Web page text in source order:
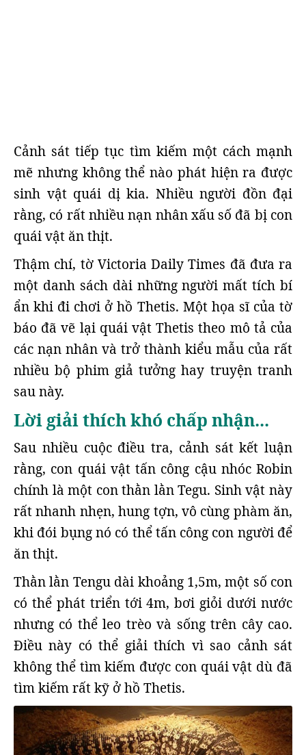
Cảnh sát tiếp tục tìm kiếm một cách mạnh
mẽ nhưng không thể nào phát hiện ra được
sinh vật quái dị kia. Nhiều người đồn đại
rằng, có rất nhiều nạn nhân xấu số đã bị con
quái vật ăn thịt.
Thậm chí, tờ Victoria Daily Times đã đưa ra
một danh sách dài những người mất tích bí
ẩn khi đi chơi ở hồ Thetis. Một họa sĩ của tờ
báo đã vẽ lại quái vật Thetis theo mô tả của
các nạn nhân và trở thành kiểu mẫu của rất
nhiều bộ phim giả tưởng hay truyện tranh
sau này.
Lời giải thích khó chấp nhận...
Sau nhiều cuộc điều tra, cảnh sát kết luận
rằng, con quái vật tấn công cậu nhóc Robin
chính là một con thằn lằn Tegu. Sinh vật này
rất nhanh nhẹn, hung tợn, vô cùng phàm ăn,
khi đói bụng nó có thể tấn công con người để
ăn thịt.
Thằn lằn Tengu dài khoảng 1,5m, một số con
có thể phát triển tới 4m, bơi giỏi dưới nước
nhưng có thể leo trèo và sống trên cây cao.
Điều này có thể giải thích vì sao cảnh sát
không thể tìm kiếm được con quái vật dù đã
tìm kiếm rất kỹ ở hồ Thetis.